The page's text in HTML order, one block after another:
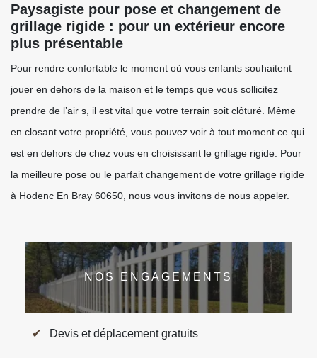
Paysagiste pour pose et changement de
grillage rigide : pour un extérieur encore
plus présentable
Pour rendre confortable le moment où vous enfants souhaitent
jouer en dehors de la maison et le temps que vous sollicitez
prendre de l’air s, il est vital que votre terrain soit clôturé. Même
en closant votre propriété, vous pouvez voir à tout moment ce qui
est en dehors de chez vous en choisissant le grillage rigide. Pour
la meilleure pose ou le parfait changement de votre grillage rigide
à Hodenc En Bray 60650, nous vous invitons de nous appeler.
NOS ENGAGEMENTS
Devis et déplacement gratuits